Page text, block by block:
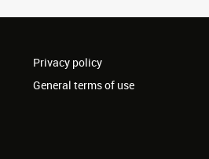
Privacy policy
General terms of use